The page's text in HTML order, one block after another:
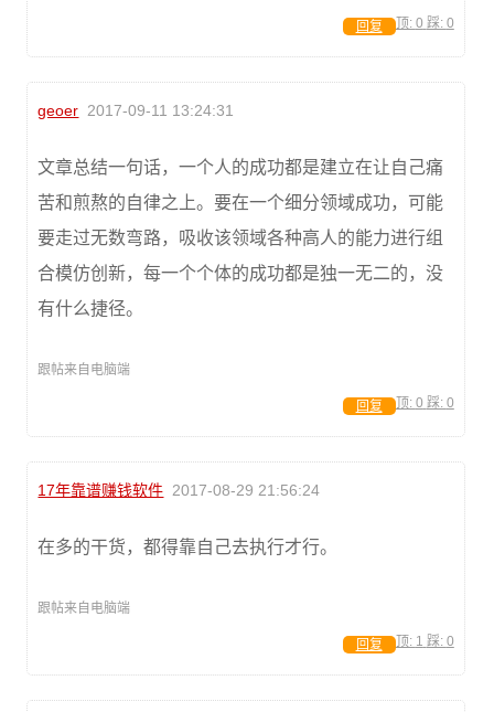
顶: 0 踩: 0
回复
geoer 2017-09-11 13:24:31
文章总结一句话，一个人的成功都是建立在让自己痛
苦和煎熬的自律之上。要在一个细分领域成功，可能
要走过无数弯路，吸收该领域各种高人的能力进行组
合模仿创新，每一个个体的成功都是独一无二的，没
有什么捷径。
跟帖来自电脑端
顶: 0 踩: 0
回复
17年靠谱赚钱软件 2017-08-29 21:56:24
在多的干货，都得靠自己去执行才行。
跟帖来自电脑端
顶: 1 踩: 0
回复